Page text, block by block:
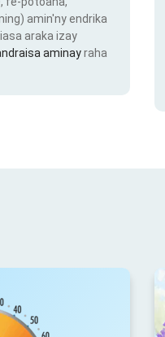
amin'ny endrika
araka izay
aminayraha